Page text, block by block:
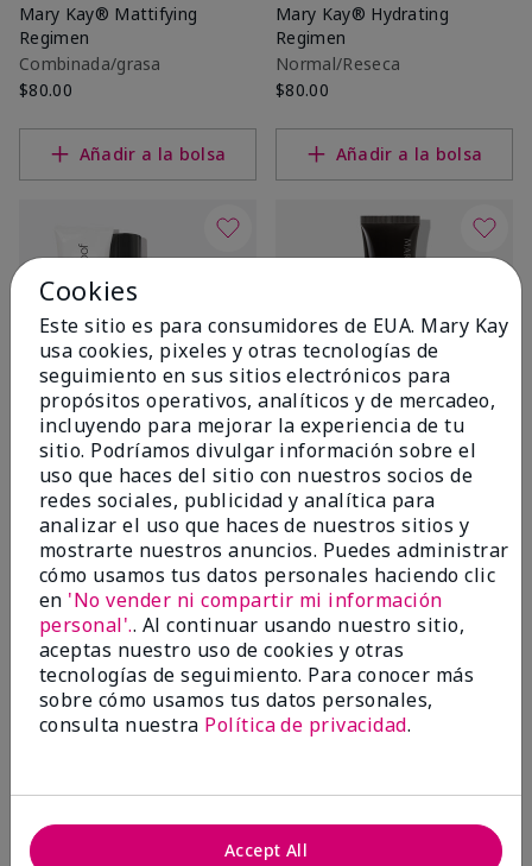
Mary Kay® Mattifying
Regimen
Combinada/grasa
$80.00
Añadir a la bolsa
Mary Kay® Hydrating
Regimen
Normal/Reseca
$80.00
Añadir a la bolsa
De mayor venta
Clear Proof® Acne System
Set
$60.00
Añadir a la bolsa
Mary Kay® CC Cream
Sunscreen Broad Spectrum
SPF 15*
Very Light
$22.00
Añadir a la bolsa
Cookies
Este sitio es para consumidores de EUA. Mary Kay
usa cookies, pixeles y otras tecnologías de
seguimiento en sus sitios electrónicos para
propósitos operativos, analíticos y de mercadeo,
incluyendo para mejorar la experiencia de tu
sitio. Podríamos divulgar información sobre el
uso que haces del sitio con nuestros socios de
redes sociales, publicidad y analítica para
analizar el uso que haces de nuestros sitios y
mostrarte nuestros anuncios. Puedes administrar
cómo usamos tus datos personales haciendo clic
en 'No vender ni compartir mi información
personal'.. Al continuar usando nuestro sitio,
aceptas nuestro uso de cookies y otras
tecnologías de seguimiento. Para conocer más
sobre cómo usamos tus datos personales,
consulta nuestra Política de privacidad.
Accept All